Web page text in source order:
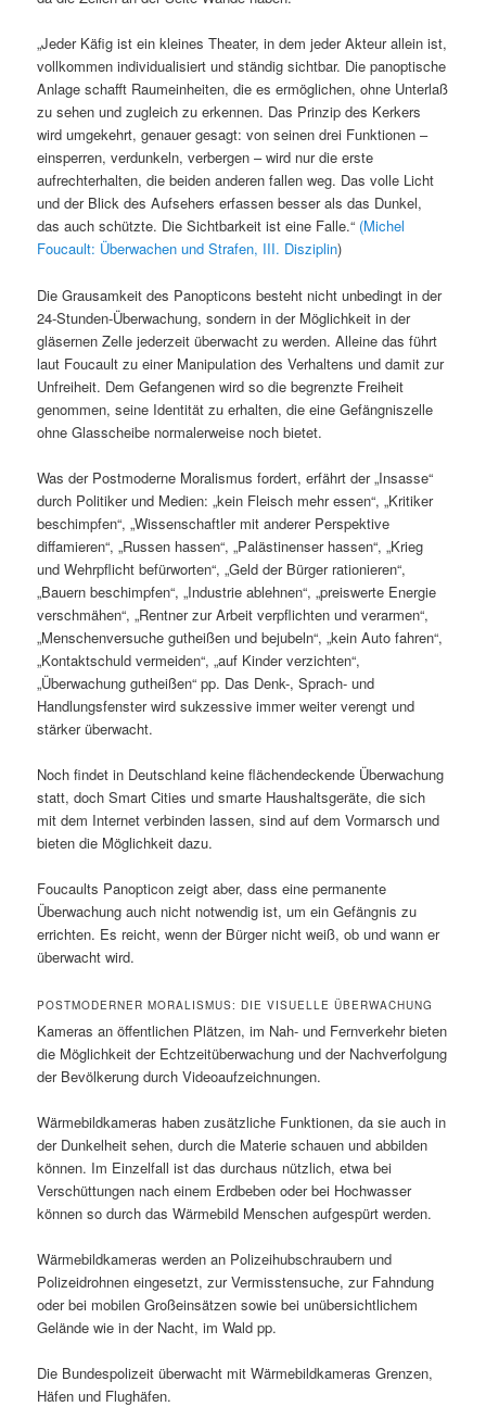
„Jeder Käfig ist ein kleines Theater, in dem jeder Akteur allein ist,
vollkommen individualisiert und ständig sichtbar. Die panoptische
Anlage schafft Raumeinheiten, die es ermöglichen, ohne Unterlaß
zu sehen und zugleich zu erkennen. Das Prinzip des Kerkers
wird umgekehrt, genauer gesagt: von seinen drei Funktionen –
einsperren, verdunkeln, verbergen – wird nur die erste
aufrechterhalten, die beiden anderen fallen weg. Das volle Licht
und der Blick des Aufsehers erfassen besser als das Dunkel,
das auch schützte. Die Sichtbarkeit ist eine Falle.“ (Michel
Foucault: Überwachen und Strafen, III. Disziplin)
Die Grausamkeit des Panopticons besteht nicht unbedingt in der
24-Stunden-Überwachung, sondern in der Möglichkeit in der
gläsernen Zelle jederzeit überwacht zu werden. Alleine das führt
laut Foucault zu einer Manipulation des Verhaltens und damit zur
Unfreiheit. Dem Gefangenen wird so die begrenzte Freiheit
genommen, seine Identität zu erhalten, die eine Gefängniszelle
ohne Glasscheibe normalerweise noch bietet.
Was der Postmoderne Moralismus fordert, erfährt der „Insasse“
durch Politiker und Medien: „kein Fleisch mehr essen“, „Kritiker
beschimpfen“, „Wissenschaftler mit anderer Perspektive
diffamieren“, „Russen hassen“, „Palästinenser hassen“, „Krieg
und Wehrpflicht befürworten“, „Geld der Bürger rationieren“,
„Bauern beschimpfen“, „Industrie ablehnen“, „preiswerte Energie
verschmähen“, „Rentner zur Arbeit verpflichten und verarmen“,
„Menschenversuche gutheißen und bejubeln“, „kein Auto fahren“,
„Kontaktschuld vermeiden“, „auf Kinder verzichten“,
„Überwachung gutheißen“ pp. Das Denk-, Sprach- und
Handlungsfenster wird sukzessive immer weiter verengt und
stärker überwacht.
Noch findet in Deutschland keine flächendeckende Überwachung
statt, doch Smart Cities und smarte Haushaltsgeräte, die sich
mit dem Internet verbinden lassen, sind auf dem Vormarsch und
bieten die Möglichkeit dazu.
Foucaults Panopticon zeigt aber, dass eine permanente
Überwachung auch nicht notwendig ist, um ein Gefängnis zu
errichten. Es reicht, wenn der Bürger nicht weiß, ob und wann er
überwacht wird.
POSTMODERNER MORALISMUS: DIE VISUELLE ÜBERWACHUNG
Kameras an öffentlichen Plätzen, im Nah- und Fernverkehr bieten
die Möglichkeit der Echtzeitüberwachung und der Nachverfolgung
der Bevölkerung durch Videoaufzeichnungen.
Wärmebildkameras haben zusätzliche Funktionen, da sie auch in
der Dunkelheit sehen, durch die Materie schauen und abbilden
können. Im Einzelfall ist das durchaus nützlich, etwa bei
Verschüttungen nach einem Erdbeben oder bei Hochwasser
können so durch das Wärmebild Menschen aufgespürt werden.
Wärmebildkameras werden an Polizeihubschraubern und
Polizeidrohnen eingesetzt, zur Vermisstensuche, zur Fahndung
oder bei mobilen Großeinsätzen sowie bei unübersichtlichem
Gelände wie in der Nacht, im Wald pp.
Die Bundespolizeit überwacht mit Wärmebildkameras Grenzen,
Häfen und Flughäfen.